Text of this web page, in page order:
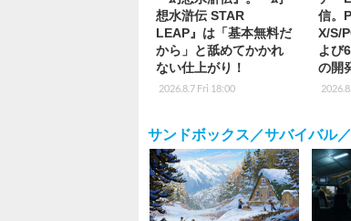
想水滸伝 STAR
LEAP』は「基本無料だ
から」と舐めてかかれ
ない仕上がり！
2026.8.7 Fri 18:00
信。
X/S/
よび
の開
サンドボックス／サバイバル